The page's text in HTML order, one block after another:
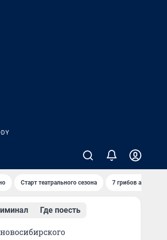
Старт театрального сезона 7 грибов августа
Где поесть